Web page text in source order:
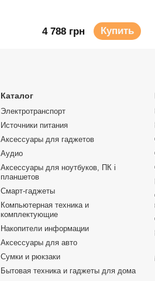
4 788 грн Купить
Каталог
Электротранспорт
Источники питания
Аксессуары для гаджетов
Аудио
Аксессуары для ноутбуков, ПК і
планшетов
Смарт-гаджеты
Компьютерная техника и
комплектующие
Накопители информации
Аксессуары для авто
Сумки и рюкзаки
Бытовая техника и гаджеты для дома